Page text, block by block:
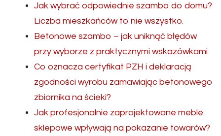
Jak wybrać odpowiednie szambo do domu?
Liczba mieszkańców to nie wszystko.
Betonowe szambo – jak uniknąć błędów
przy wyborze z praktycznymi wskazówkami
Co oznacza certyfikat PZH i deklaracją
zgodności wyrobu zamawiając betonowego
zbiornika na ścieki?
Jak profesjonalnie zaprojektowane meble
sklepowe wpływają na pokazanie towarów?